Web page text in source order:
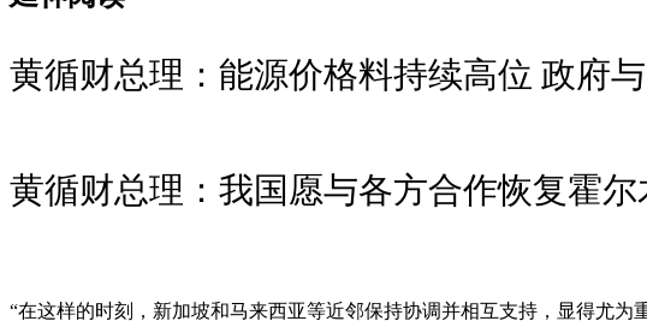
黄循财总理：能源价格料持续高位 政府
黄循财总理：我国愿与各方合作恢复霍
“在这样的时刻，新加坡和马来西亚等近邻保持协调并相互支持，显得尤为